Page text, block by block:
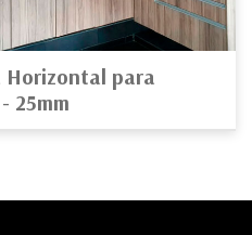
Horizontal para
25mm